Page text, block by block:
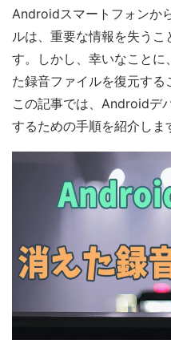
Androidスマートフォンか
ルは、重要な情報を失うこ
す。しかし、幸いなことに
た録音ファイルを復元する
この記事では、Androidデ
するための手順を紹介しま